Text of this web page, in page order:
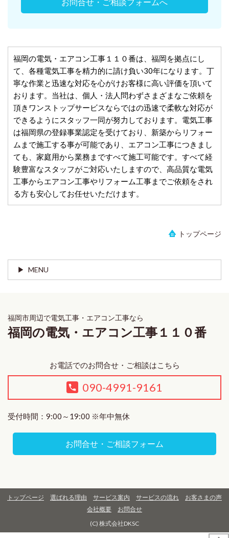
お問合せ・ご相談フォームへ
福岡の電気・エアコン工事１１０番は、福岡を拠点にし
て、各種電気工事を精力的に請け負い30年になります。丁
寧な作業と迅速な対応を心がけお客様に高い評価を頂いて
おります。当社は、個人・法人問わずさまざまなご依頼を
頂きワンストップサービスならではの迅速で柔軟な対応が
できるようにスタッフ一同が努力しております。電気工事
は福岡県の登録事業認定を受けており、新築からリフォー
ムまで施工する事が可能であり、エアコン工事につきまし
ても、家庭用から業務まですべて施工可能です。すべて経
験豊富なスタッフがご対応いたしますので、高品質な電気
工事からエアコン工事やリフォーム工事までご依頼をされ
る方も安心してお任せいただけます。
トップページ
MENU
福岡市周辺で電気工事・エアコン工事なら
福岡の電気・エアコン工事１１０番
お電話でのお問合せ・ご相談はこちら
090-4991-9161
受付時間：9:00～19:00 ※年中無休
お問合せ・ご相談フォーム
(C) 株式会社DKSC
トップページ 選ばれる理由 サービス案内 サービスの流れ
お客さまの声
会社概要
お問合せ